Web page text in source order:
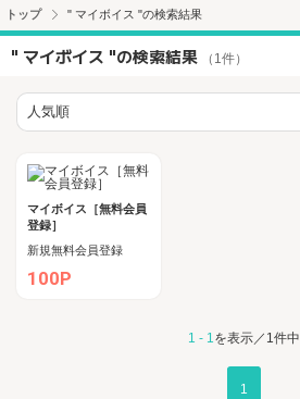
トップ " マイボイス "の検索結果
" マイボイス "の検索結果 （1件）
マイボイス［無料会員
登録］
新規無料会員登録
100P
1 - 1を表示／1件中
1